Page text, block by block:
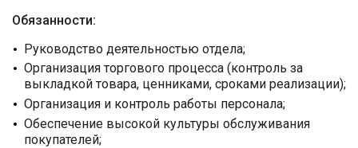
Обязанности:
Руководство деятельностью отдела;
Организация торгового процесса (контроль за
выкладкой товара, ценниками, сроками реализации);
Организация и контроль работы персонала;
Обеспечение высокой культуры обслуживания
покупателей;